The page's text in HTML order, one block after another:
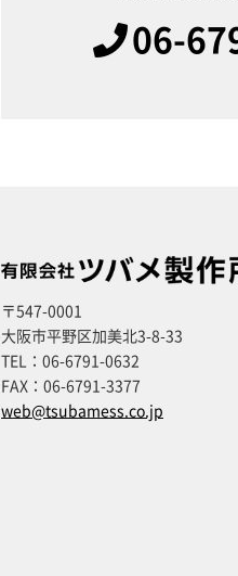
06-
〒547-0001
大阪市平野区加美北3-8-33
TEL： 06-6791-0632
FAX： 06-6791-3377
web@tsubamess.co.jp